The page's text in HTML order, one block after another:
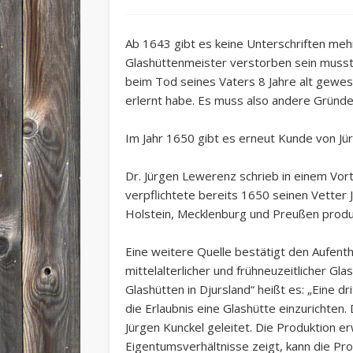
Ab 1643 gibt es keine Unterschriften
Glashüttenmeister verstorben sein
beim Tod seines Vaters 8 Jahre alt
erlernt habe. Es muss also andere
Im Jahr 1650 gibt es erneut Kunde von
Dr. Jürgen Lewerenz schrieb in einem
verpflichtete bereits 1650 seinen Vetter
Holstein, Mecklenburg und Preußen
Eine weitere Quelle bestätigt den
mittelalterlicher und frühneuzeitlicher
Glashütten in Djursland“ heißt es: „Eine
die Erlaubnis eine Glashütte
Jürgen Kunckel geleitet. Die Produktion
Eigentumsverhältnisse zeigt, kann die